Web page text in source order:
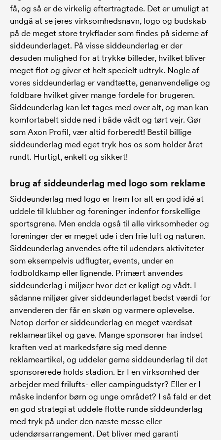
få, og så er de virkelig eftertragtede. Det er umuligt at
undgå at se jeres virksomhedsnavn, logo og budskab
på de meget store trykflader som findes på siderne af
siddeunderlaget. På visse siddeunderlag er der
desuden mulighed for at trykke billeder, hvilket bliver
meget flot og giver et helt specielt udtryk. Nogle af
vores siddeunderlag er vandtætte, genanvendelige og
foldbare hvilket giver mange fordele for brugeren.
Siddeunderlag kan let tages med over alt, og man kan
komfortabelt sidde ned i både vådt og tørt vejr. Gør
som Axon Profil, vær altid forberedt! Bestil billige
siddeunderlag med eget tryk hos os som holder året
rundt. Hurtigt, enkelt og sikkert!
brug af siddeunderlag med logo som reklame
Siddeunderlag med logo er frem for alt en god idé at
uddele til klubber og foreninger indenfor forskellige
sportsgrene. Men endda også til alle virksomheder og
foreninger der er meget ude i den frie luft og naturen.
Siddeunderlag anvendes ofte til udendørs aktiviteter
som eksempelvis udflugter, events, under en
fodboldkamp eller lignende. Primært anvendes
siddeunderlag i miljøer hvor det er køligt og vådt. I
sådanne miljøer giver siddeunderlaget bedst værdi for
anvenderen der får en skøn og varmere oplevelse.
Netop derfor er siddeunderlag en meget værdsat
reklameartikel og gave. Mange sponsorer har indset
kraften ved at markedsføre sig med denne
reklameartikel, og uddeler gerne siddeunderlag til det
sponsorerede holds stadion. Er I en virksomhed der
arbejder med frilufts- eller campingudstyr? Eller er I
måske indenfor børn og unge området? I så fald er det
en god strategi at uddele flotte runde siddeunderlag
med tryk på under den næste messe eller
udendørsarrangement. Det bliver med garanti